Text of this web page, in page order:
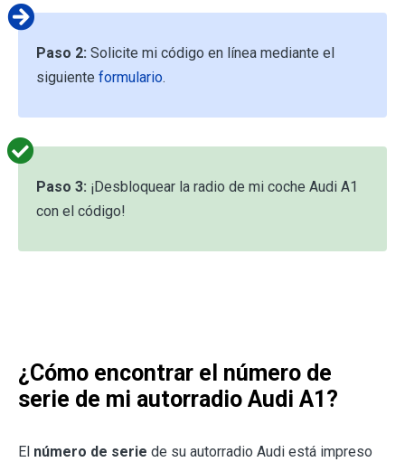
Paso 2: Solicite mi código en línea mediante el
siguiente formulario.
Paso 3: ¡Desbloquear la radio de mi coche Audi A1
con el código!
¿Cómo encontrar el número de
serie de mi autorradio Audi A1?
El número de serie de su autorradio Audi está impreso